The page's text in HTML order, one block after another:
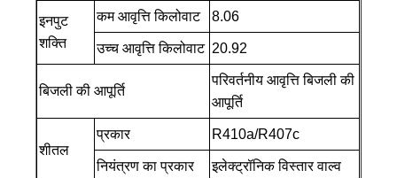
इनपुट
शक्ति
कम आवृत्ति किलोवाट 8.06
उच्च आवृत्ति किलोवाट 20.92
बिजली की आपूर्ति
परिवर्तनीय आवृत्ति बिजली की
आपूर्ति
शीतल
प्रकार R410a/R407c
नियंत्रण का प्रकार इलेक्ट्रॉनिक विस्तार वाल्व